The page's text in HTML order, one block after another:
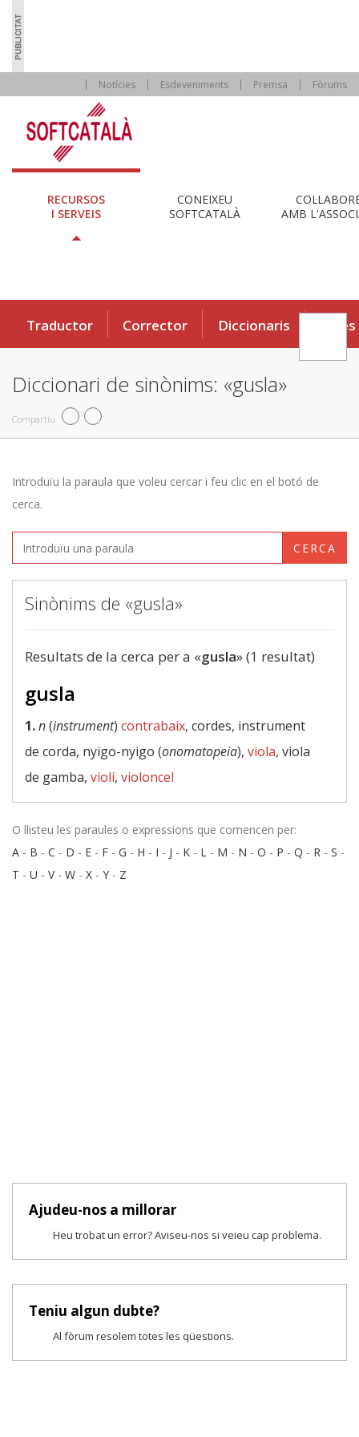
Notícies Esdeveniments Premsa Fòrums
RECURSOS
I SERVEIS
CONEIXEU
SOFTCATALÀ
AMB
Traductor Corrector Diccionaris Eines
Diccionari de sinònims: «gusla»
Compartiu
Introduïu la paraula que voleu cercar i feu clic en el botó de
cerca.
CERCA
Sinònims de «gusla»
Resultats de la cerca per a «gusla» (1 resultat)
gusla
1.n(instrument) contrabaix, cordes, instrument
de corda, nyigo-nyigo (onomatopeia), viola, viola
de gamba, violí, violoncel
O llisteu les paraules o expressions que comencen per:
A - B - C - D - E - F - G - H - I - J - K - L - M - N - O - P - Q - R - S -
T - U - V- W - X - Y - Z
Ajudeu-nos a millorar
Heu trobat un error? Aviseu-nos si veieu cap problema.
Teniu algun dubte?
Al fòrum resolem totes les qüestions.